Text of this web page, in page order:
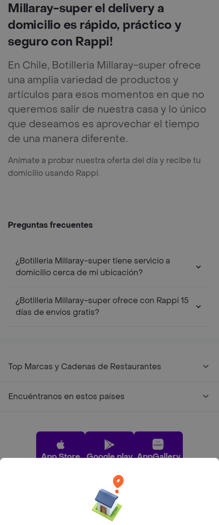
Millaray-super el delivery a
domicilio es rápido, práctico y
seguro con Rappi!
En Chile, Botilleria Millaray-super ofrece
una amplia variedad de productos y
artículos para esos momentos en que no
queremos salir de nuestra casa y lo único
que deseamos es aprovechar el tiempo
de una manera diferente.
Anímate a probar nuestra oferta del día y recibe tu
domicilio usando Rappi.
Preguntas frecuentes
¿Botilleria Millaray-super tiene servicio a
domicilio cerca de mi ubicación?
¿Botilleria Millaray-super ofrece con Rappi 15
días de envíos gratis?
Top Marcas y Cadenas de Restaurantes
Encuéntranos en estos países
App Store Google play AppGallery
Pide tu comida favorita cerca de ti